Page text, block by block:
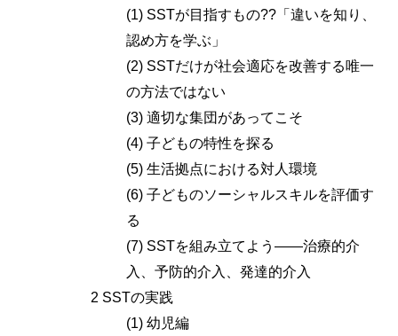
(1) SSTが目指すもの??「違いを知り、
認め方を学ぶ」
(2) SSTだけが社会適応を改善する唯一
の方法ではない
(3) 適切な集団があってこそ
(4) 子どもの特性を探る
(5) 生活拠点における対人環境
(6) 子どものソーシャルスキルを評価す
る
(7) SSTを組み立てよう――治療的介
入、予防的介入、発達的介入
2 SSTの実践
(1) 幼児編